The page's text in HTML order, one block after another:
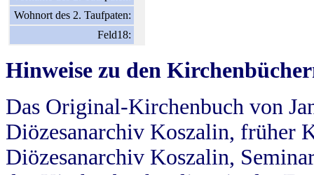
Wohnort des 2. Taufpaten:
Feld18:
Hinweise zu den
Das Original-Kirchenbuch von
Diözesanarchiv Koszalin, früher
Diözesanarchiv Koszalin,